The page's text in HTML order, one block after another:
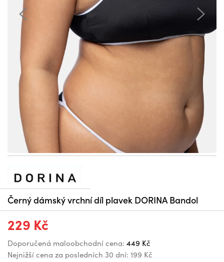
Černý dámský vrchní díl plavek DORINA Bandol
229 Kč
Doporučená maloobchodní cena: 449 Kč
Nejnižší cena za posledních 30 dní: 199 Kč